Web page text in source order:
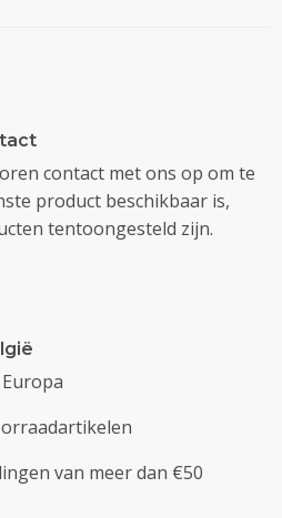
contact met ons op om te
product beschikbaar is,
tentoongesteld zijn.
van meer dan €50